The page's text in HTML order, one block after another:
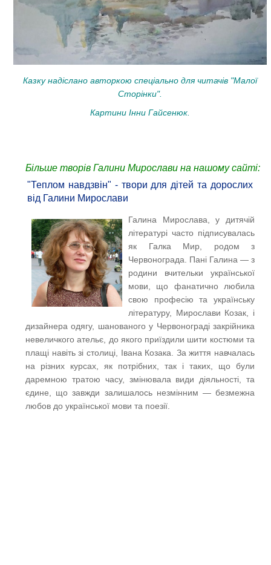
Казку надіслано авторкою спеціально для читачів "Малої
Сторінки".
Картини Інни Гайсенюк.
Більше творів Галини Мирослави на нашому сайті:
"Теплом навдзвін" - твори для дітей та дорослих
від Галини Мирослави
Галина Мирослава, у дитячій
літературі часто підписувалась
як Галка Мир, родом з
Червонограда. Пані Галина — з
родини вчительки української
мови, що фанатично любила
свою професію та українську
літературу, Мирослави Козак, і
дизайнера одягу, шанованого у Червонограді закрійника
невеличкого ательє, до якого приїздили шити костюми та
плащі навіть зі столиці, Івана Козака. За життя навчалась
на різних курсах, як потрібних, так і таких, що були
даремною тратою часу, змінювала види діяльності, та
єдине, що завжди залишалось незмінним — безмежна
любов до української мови та поезії.